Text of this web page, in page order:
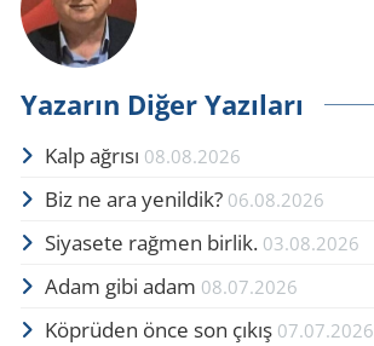
Yazarın Diğer Yazıları
Kalp ağrısı 08.08.2026
Biz ne ara yenildik? 06.08.2026
Siyasete rağmen birlik. 03.08.2026
Adam gibi adam 08.07.2026
Köprüden önce son çıkış 07.07.2026